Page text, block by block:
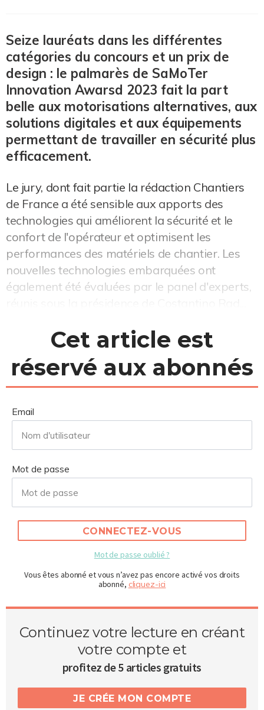
Seize lauréats dans les différentes
catégories du concours et un prix de
design : le palmarès de SaMoTer
Innovation Awarsd 2023 fait la part
belle aux motorisations alternatives, aux
solutions digitales et aux équipements
permettant de travailler en sécurité plus
efficacement.
Le jury, dont fait partie la rédaction Chantiers
de France a été sensible aux apports des
technologies qui améliorent la sécurité et le
confort de l'opérateur et optimisent les
performances des matériels de chantier. Les
nouvelles technologies embarquées ont
également été évaluées par le panel d'experts,
Cet article est
réservé aux abonnés
Email
Mot de passe
CONNECTEZ-VOUS
Mot de passe oublié ?
Vous êtes abonné et vous n’avez pas encore activé vos droits
abonné, cliquez-ici
Continuez votre lecture en créant
votre compte et
profitez de 5 articles gratuits
JE CRÉE MON COMPTE